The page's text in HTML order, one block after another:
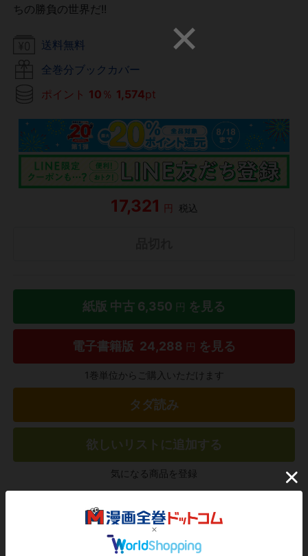
ちの勝負の世界だ!!
送料無料
全巻分ブックカバー
ポイント 10 ％ 1,574pt
17,321 円 税込
紙版 中古 6,350 円 を見る
電子書籍版 24,288 円 を見る
1巻単位からご購入いただけます
タダ読み
欲しいリストに追加する
気になる商品を登録